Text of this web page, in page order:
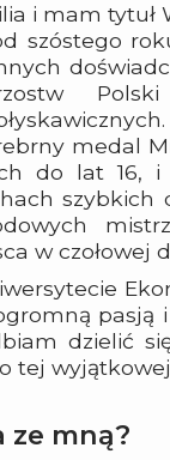
i mam tytuł
szóstego
medal
do lat 16,
szybkich
w czołowej
dzielić
tej
ze mną?